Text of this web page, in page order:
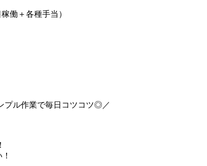
働＋各種手当）
プル作業で毎日コツコツ◎／